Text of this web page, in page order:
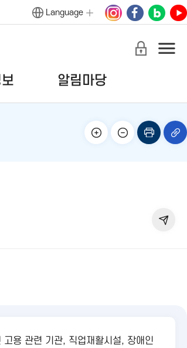
Language
알림마당
용 관련 기관, 직업재활시설, 장애인